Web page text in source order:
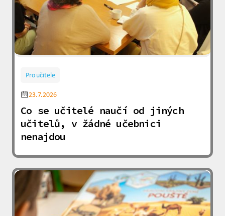
Pro učitele
23.7.2026
Co se učitelé naučí od jiných
učitelů, v žádné učebnici
nenajdou